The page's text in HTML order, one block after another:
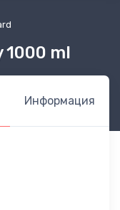
1000 ml
Информация